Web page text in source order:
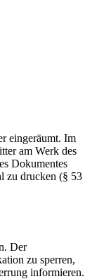
eingeräumt. Im
am Werk des
Dokumentes
zu drucken (§ 53
Der
zu sperren,
informieren.